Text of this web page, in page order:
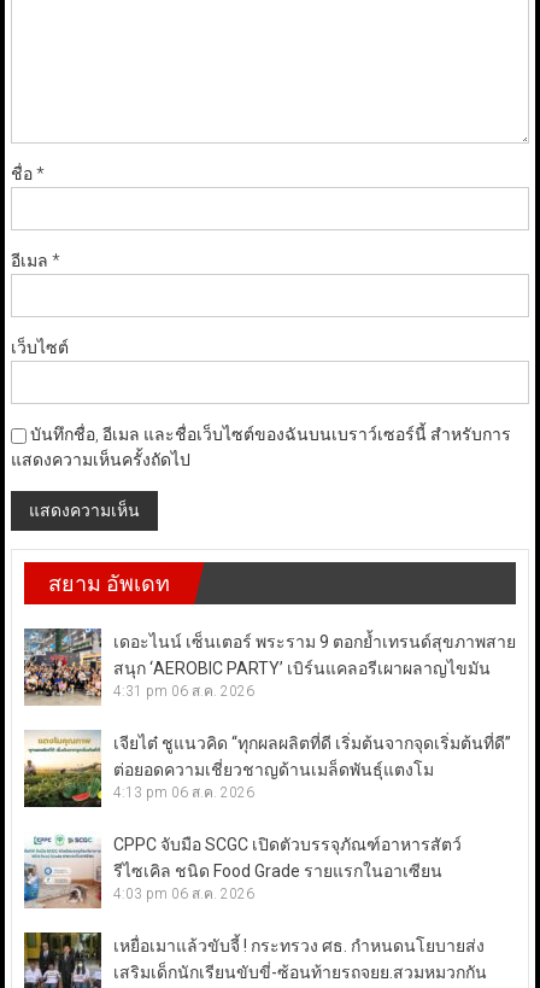
ชื่อ*
อีเมล *
เว็บไซต์
บันทึกชื่อ, อีเมล และชื่อเว็บไซต์ของฉันบนเบราว์เซอร์นี้ สำหรับการ
แสดงความเห็นครั้งถัดไป
สยาม อัพเดท
เดอะไนน์ เซ็นเตอร์ พระราม 9 ตอกย้ำเทรนด์สุขภาพสาย
สนุก ‘AEROBIC PARTY’ เบิร์นแคลอรีเผาผลาญไขมัน
4:31 pm 06 ส.ค. 2026
เจียไต๋ ชูแนวคิด “ทุกผลผลิตที่ดี เริ่มต้นจากจุดเริ่มต้นที่ดี”
ต่อยอดความเชี่ยวชาญด้านเมล็ดพันธุ์แตงโม
4:13 pm 06 ส.ค. 2026
CPPC จับมือ SCGC เปิดตัวบรรจุภัณฑ์อาหารสัตว์
รีไซเคิล ชนิด Food Grade รายแรกในอาเซียน
4:03 pm 06 ส.ค. 2026
เหยื่อเมาแล้วขับจี้ ! กระทรวง ศธ. กำหนดนโยบายส่ง
เสริมเด็กนักเรียนขับขี่-ซ้อนท้ายรถจยย.สวมหมวกกัน